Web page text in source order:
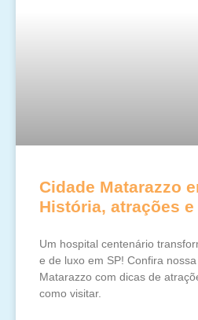
Cidade Matarazzo
História, atrações
Um hospital centenário
e de luxo em SP! Confira
Matarazzo com dicas de
como visitar.